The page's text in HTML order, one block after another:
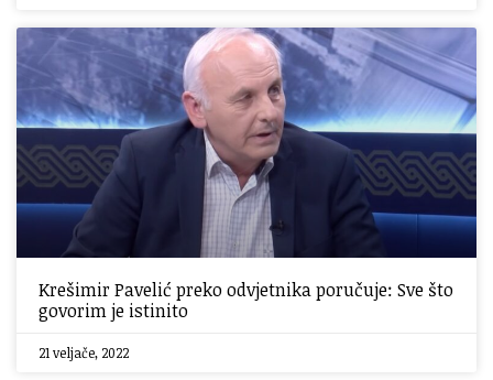
Krešimir Pavelić preko odvjetnika poručuje: Sve što
govorim je istinito
21 veljače, 2022